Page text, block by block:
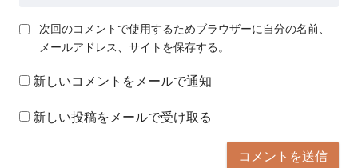
次回のコメントで使用するためブラウザーに自分の名前、
メールアドレス、サイトを保存する。
新しいコメントをメールで通知
新しい投稿をメールで受け取る